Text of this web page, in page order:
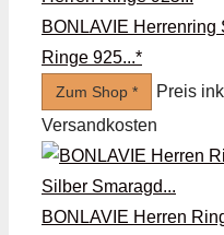
BONLAVIE Herrenring
Ringe 925...*
Zum Shop *
Preis
Versandkosten
BONLAVIE Herren